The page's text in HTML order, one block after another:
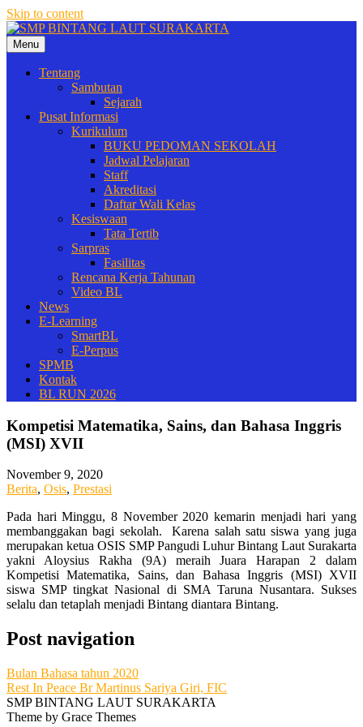
Skip to content
SMP BINTANG LAUT
SURAKARTA
Menjadi Bintang Diantara Bintang
Menu
Tentang
Sambutan
Sejarah
Pusat Informasi
Kurikulum
BUKU PEDOMAN SEKOLAH
Jadwal Pelajaran
Staff
Akreditasi
Daftar Wali Kelas
Kesiswaan
Tata Tertib
Sarpras
Fasilitas
Rencana Kerja Tahunan
Video BL
News
E-Learning
SmartBL
E-Perpus
SPMB
Kontak
BL RUN 2026
Kompetisi Matematika, Sains, dan Bahasa Inggris
(MSI) XVII
November 9, 2020
Berita, Osis, Prestasi
Pada hari Minggu, 8 November 2020 kemarin menjadi hari yang
membanggakan bagi sekolah. Karena salah satu siswa yang juga
merupakan ketua OSIS SMP Pangudi Luhur Bintang Laut Surakarta
yakni Aloysius Rakha (9A) meraih Juara Harapan 2 dalam
Kompetisi Matematika, Sains, dan Bahasa Inggris (MSI) XVII
siswa SMP tingkat Nasional di SMA Taruna Nusantara. Sukses
selalu dan tetaplah menjadi Bintang diantara Bintang.
Post navigation
Bulan Bahasa tahun 2020
Rest In Peace Br Martinus Sariya Giri, FIC
SMP BINTANG LAUT SURAKARTA
Theme by Grace Themes